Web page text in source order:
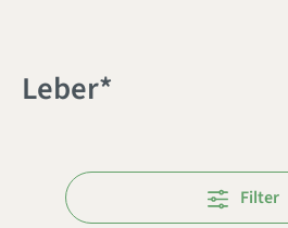
Leber*
Filter